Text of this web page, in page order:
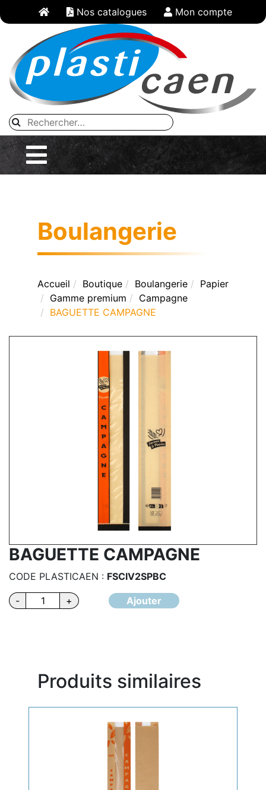
Nos catalogues Mon compte
Boulangerie
Accueil Boutique Boulangerie
Papier
Gamme premium
Campagne
BAGUETTE CAMPAGNE
BAGUETTE CAMPAGNE
CODE PLASTICAEN : FSCIV2SPBC
-
quantité
+ Ajouter
Produits similaires
Panneau de gestion des cookies